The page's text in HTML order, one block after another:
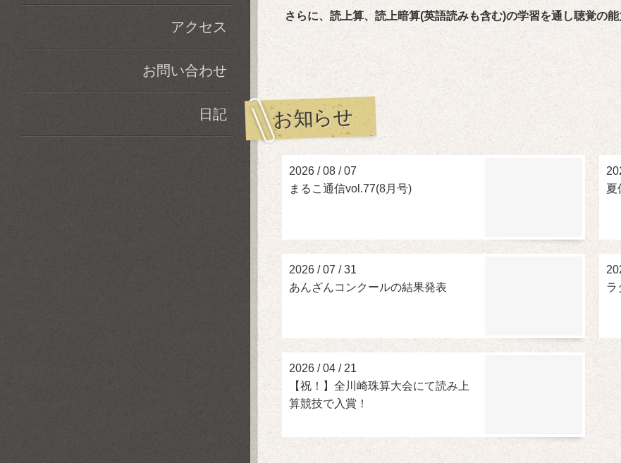
さらに、読上算、読上暗算(英語読みも含む)の学習を通し聴覚の
お知らせ
2026 /08 /07
まるこ通信vol.77(8月号)
夏
2026 /07 /31
あんざんコンクールの結果発表
ラ
2026 /04 / 21
【祝！】全川崎珠算大会にて読み上
算競技で入賞！
アクセス
お問い合わせ
日記